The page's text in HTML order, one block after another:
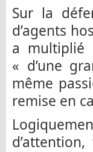
Sur la
d’agents
a multiplié
« d’une
même
remise en